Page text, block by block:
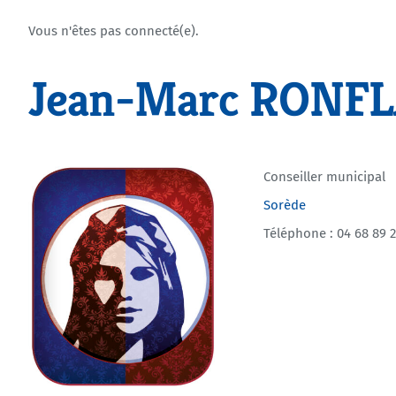
Vous n'êtes pas connecté(e).
Jean-Marc
Conseiller municipal
Sorède
Téléphone : 04 68 89